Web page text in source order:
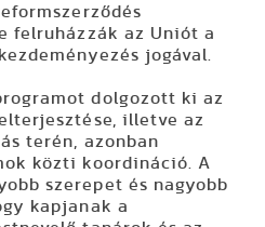
felruházzák az Uniót a
jogával.
dolgozott ki az
illetve az
terén, azonban
közti koordináció. A
szerepet és nagyobb
kapjanak a